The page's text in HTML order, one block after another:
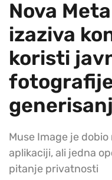
Nova
izaziva
koristi
Muse Image je
aplikaciji, ali jedna
pitanje privatnosti